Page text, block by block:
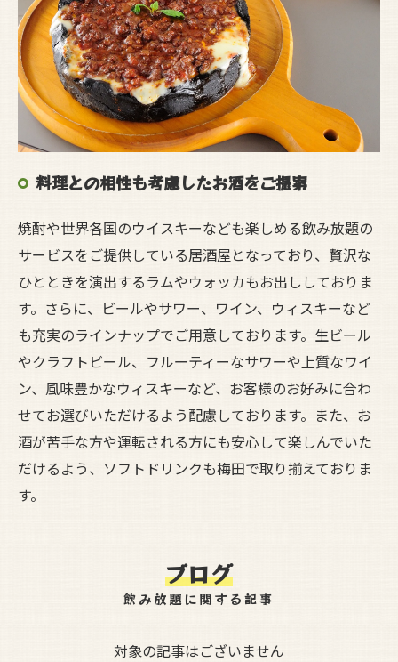
料理との相性も考慮したお酒をご提案
焼酎や世界各国のウイスキーなども楽しめる飲み放題の
サービスをご提供している居酒屋となっており、贅沢な
ひとときを演出するラムやウォッカもお出ししておりま
す。さらに、ビールやサワー、ワイン、ウィスキーなど
も充実のラインナップでご用意しております。生ビール
やクラフトビール、フルーティーなサワーや上質なワイ
ン、風味豊かなウィスキーなど、お客様のお好みに合わ
せてお選びいただけるよう配慮しております。また、お
酒が苦手な方や運転される方にも安心して楽しんでいた
だけるよう、ソフトドリンクも梅田で取り揃えておりま
す。
ブログ
飲み放題に関する記事
対象の記事はございません